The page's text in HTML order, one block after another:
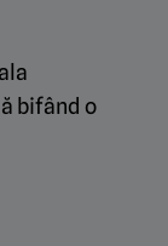
bifând o